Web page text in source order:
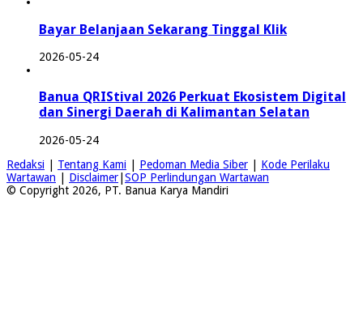
Bayar Belanjaan Sekarang Tinggal Klik
2026-05-24
Banua QRIStival 2026 Perkuat Ekosistem Digital
dan Sinergi Daerah di Kalimantan Selatan
2026-05-24
Redaksi
Tentang Kami Pedoman Media Siber
Kode Perilaku
Wartawan
Disclaimer SOP Perlindungan Wartawan
© Copyright 2026, PT. Banua Karya Mandiri